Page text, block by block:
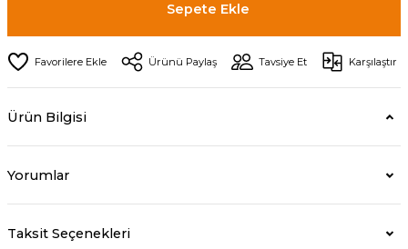
Sepete Ekle
Ürünü Paylaş Tavsiye Et Karşılaştır
Ürün Bilgisi
Yorumlar
Taksit Seçenekleri